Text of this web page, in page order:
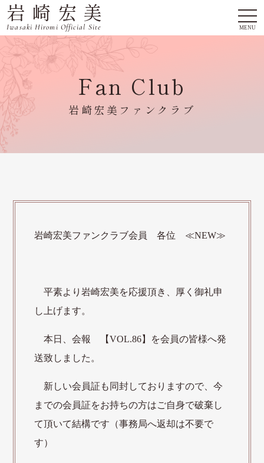
岩崎宏美
Iwasaki Hiromi Official Site MENU
Fan Club
岩崎宏美ファンクラブ
岩崎宏美ファンクラブ会員 各位 ≪NEW≫
平素より岩崎宏美を応援頂き、厚く御礼申
し上げます。
本日、会報 【VOL.86】を会員の皆様へ発
送致しました。
新しい会員証も同封しておりますので、今
までの会員証をお持ちの方はご自身で破棄し
て頂いて結構です（事務局へ返却は不要で
す）